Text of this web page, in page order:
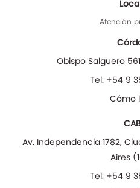
Atención
Obispo Salguero 561
Tel: +54 9
Cómo
Av. Independencia 1782,
Aires (
Tel: +54 9